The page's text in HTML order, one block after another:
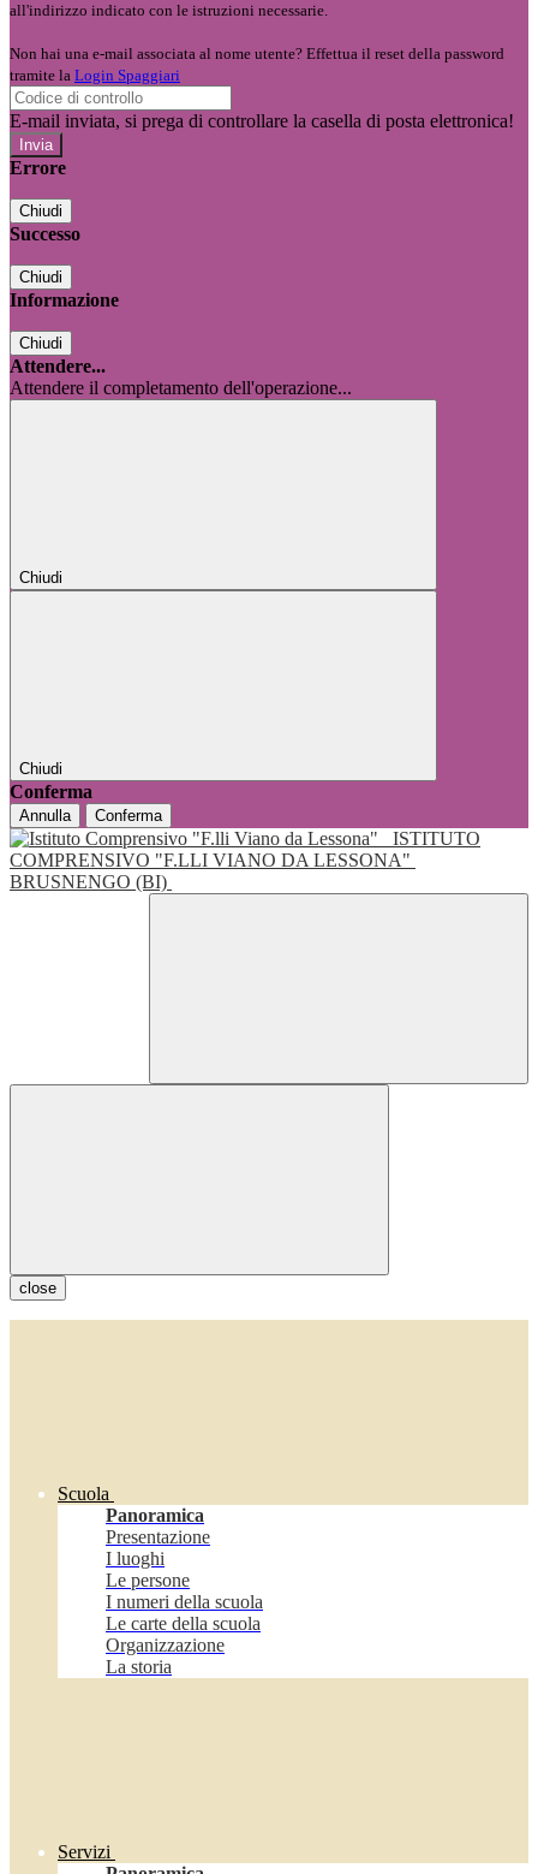
all'indirizzo indicato con le istruzioni necessarie.
Non hai una e-mail associata al nome utente? Effettua il reset della password
tramite la Login Spaggiari
E-mail inviata, si prega di controllare la casella di posta elettronica!
Errore
Chiudi
Successo
Chiudi
Informazione
Chiudi
Attendere...
Attendere il completamento dell'operazione...
Chiudi
Chiudi
Conferma
Annulla Conferma
ISTITUTO
COMPRENSIVO "F.LLI VIANO DA LESSONA"
BRUSNENGO (BI)
close
Scuola
Panoramica
Presentazione
I luoghi
Le persone
I numeri della scuola
Le carte della scuola
Organizzazione
La storia
Servizi